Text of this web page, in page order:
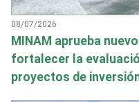
08/07/2026
MINAM aprueba
fortalecer la
proyectos de